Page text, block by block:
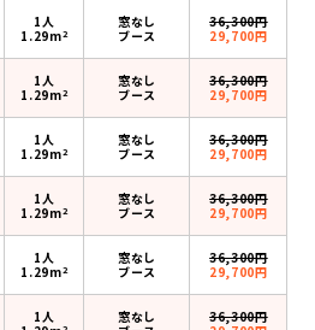
1人
1.29m2
窓なし
ブース
36,300円
29,700円
1人
1.29m2
窓なし
ブース
36,300円
29,700円
1人
1.29m2
窓なし
ブース
36,300円
29,700円
1人
1.29m2
窓なし
ブース
36,300円
29,700円
1人
1.29m2
窓なし
ブース
36,300円
29,700円
1人
窓なし
36,300円